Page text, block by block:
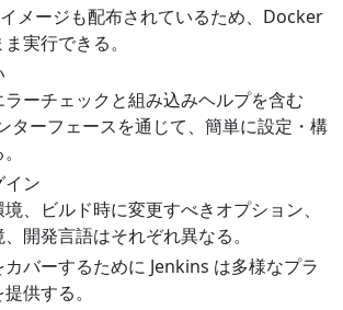
メージも配布されているため、Docker
実行できる。
ラーチェックと組み込みヘルプを含む
ターフェースを通じて、簡単に設定・構
イン
境、ビルド時に変更すべきオプション、
開発言語はそれぞれ異なる。
カバーするために Jenkins は多様なプラ
供する。